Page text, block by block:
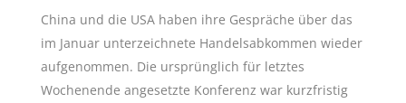
China und die USA haben ihre Gespräche über das
im Januar unterzeichnete Handelsabkommen wieder
aufgenommen. Die ursprünglich für letztes
Wochenende angesetzte Konferenz war kurzfristig